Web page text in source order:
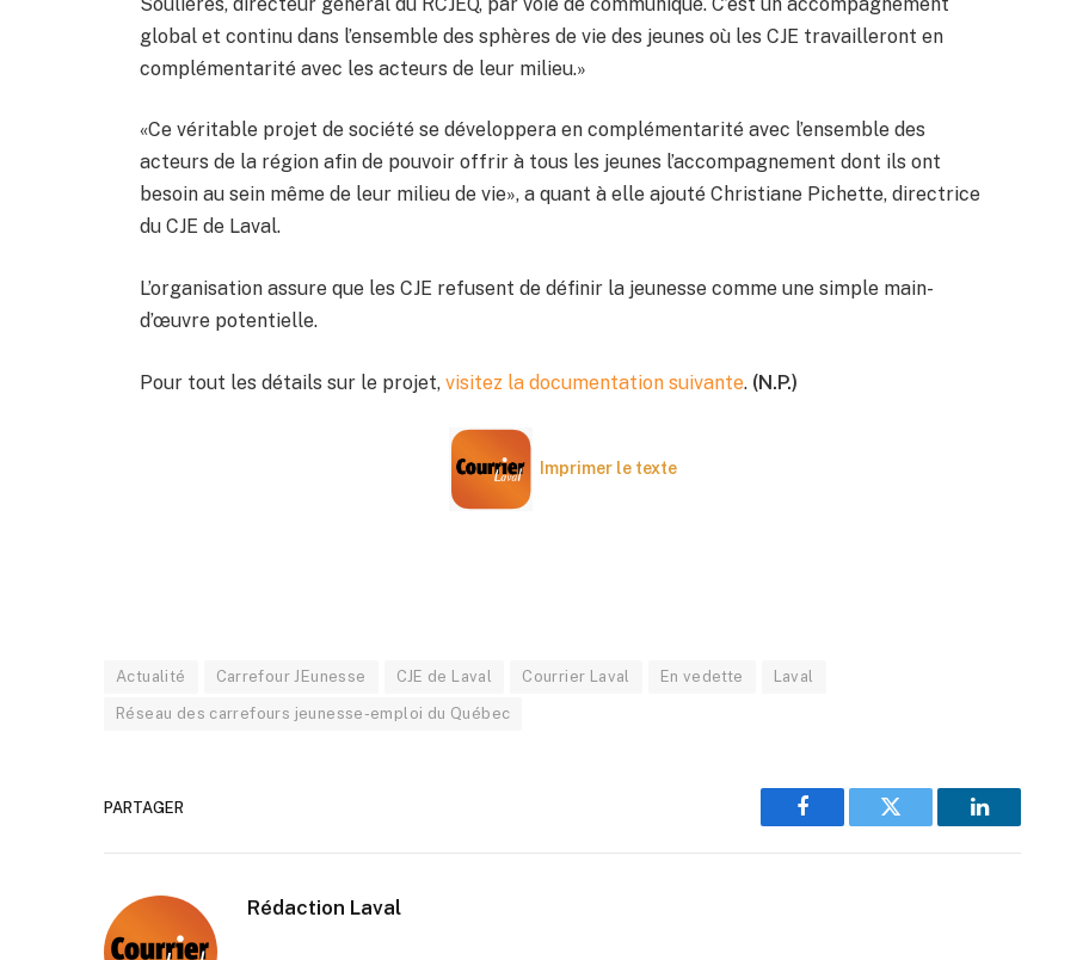
global et continu dans l’ensemble des sphères de vie des jeunes où les CJE travailleront en
complémentarité avec les acteurs de leur milieu.»
«Ce véritable projet de société se développera en complémentarité avec l’ensemble des
acteurs de la région afin de pouvoir offrir à tous les jeunes l’accompagnement dont ils ont
besoin au sein même de leur milieu de vie», a quant à elle ajouté Christiane Pichette, directrice
du CJE de Laval.
L’organisation assure que les CJE refusent de définir la jeunesse comme une simple main-
d’œuvre potentielle.
Pour tout les détails sur le projet,visitez la documentation suivante. (N.P.)
Imprimer le texte
Actualité Carrefour JEunesse CJE de Laval Courrier Laval En vedette Laval
Réseau des carrefours jeunesse-emploi du Québec
PARTAGER
Facebook Twitter LinkedIn
Rédaction Laval